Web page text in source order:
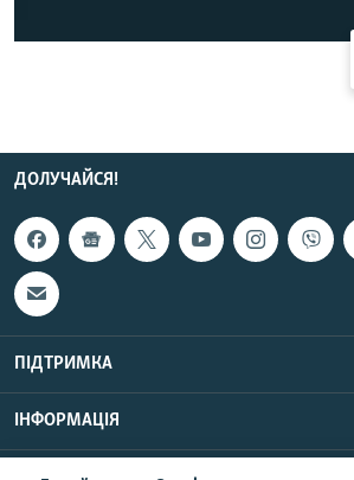
ДОЛУЧАЙСЯ!
ПІДТРИМКА
ІНФОРМАЦІЯ